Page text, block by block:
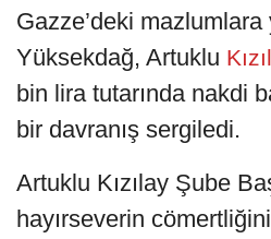
Gazze’deki mazlumlara
Yüksekdağ, Artuklu
bin lira tutarında nakdi
bir davranış sergiledi.
Artuklu Kızılay Şube
hayırseverin